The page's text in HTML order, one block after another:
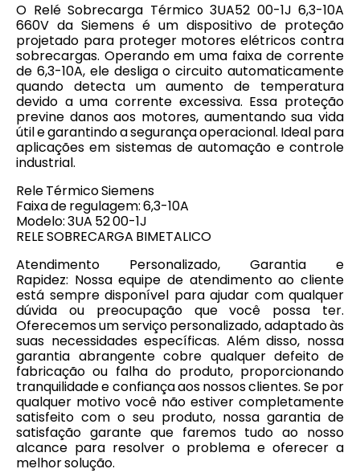
O Relé Sobrecarga Térmico 3UA52 00-1J 6,3-10A
660V da Siemens é um dispositivo de proteção
projetado para proteger motores elétricos contra
sobrecargas. Operando em uma faixa de corrente
de 6,3-10A, ele desliga o circuito automaticamente
quando detecta um aumento de temperatura
devido a uma corrente excessiva. Essa proteção
previne danos aos motores, aumentando sua vida
útil e garantindo a segurança operacional. Ideal para
aplicações em sistemas de automação e controle
industrial.
Rele Térmico Siemens
Faixa de regulagem: 6,3-10A
Modelo: 3UA 52 00-1J
RELE SOBRECARGA BIMETALICO
Atendimento Personalizado, Garantia e
Rapidez: Nossa equipe de atendimento ao cliente
está sempre disponível para ajudar com qualquer
dúvida ou preocupação que você possa ter.
Oferecemos um serviço personalizado, adaptado às
suas necessidades específicas. Além disso, nossa
garantia abrangente cobre qualquer defeito de
fabricação ou falha do produto, proporcionando
tranquilidade e confiança aos nossos clientes. Se por
qualquer motivo você não estiver completamente
satisfeito com o seu produto, nossa garantia de
satisfação garante que faremos tudo ao nosso
alcance para resolver o problema e oferecer a
melhor solução.